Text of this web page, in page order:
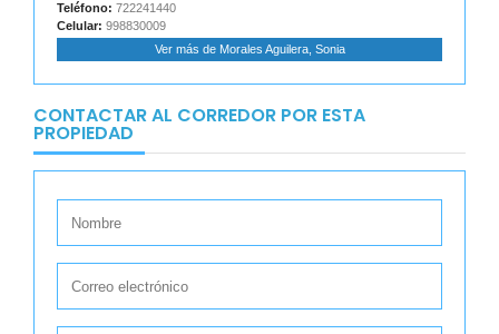
Teléfono: 722241440
Celular: 998830009
Ver más de Morales Aguilera, Sonia
CONTACTAR AL CORREDOR POR ESTA
PROPIEDAD